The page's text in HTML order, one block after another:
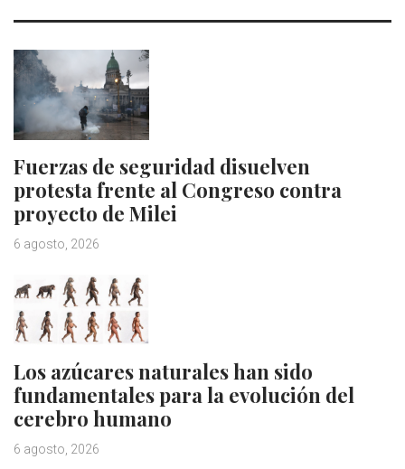
Fuerzas de seguridad disuelven
protesta frente al Congreso contra
proyecto de Milei
6 agosto, 2026
Los azúcares naturales han sido
fundamentales para la evolución del
cerebro humano
6 agosto, 2026